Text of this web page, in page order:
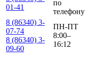
01-41
по
телефону
8 (86340) 3-
07-74
8 (86340) 3-
09-60
ПН-ПТ
8:00–
16:12